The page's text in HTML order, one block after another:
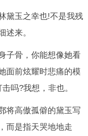
黛玉之幸也!不是我残
述来。
子骨，你能想像她看
面前炫耀时悲痛的模
吗?我想，非也。
将高傲孤僻的黛玉写
而是指天哭地地走